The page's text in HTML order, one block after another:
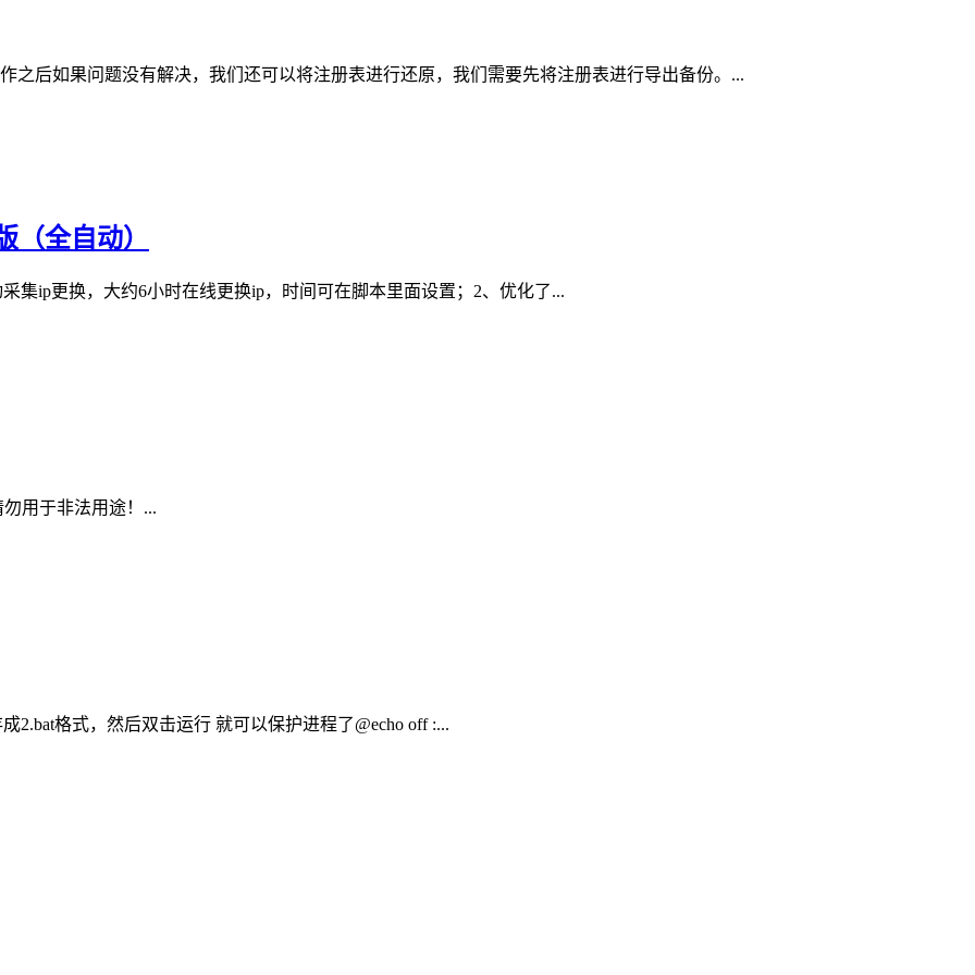
之后如果问题没有解决，我们还可以将注册表进行还原，我们需要先将注册表进行导出备份。...
全自动）
集ip更换，大约6小时在线更换ip，时间可在脚本里面设置；2、优化了...
用于非法用途！...
2.bat格式，然后双击运行 就可以保护进程了@echo off :...